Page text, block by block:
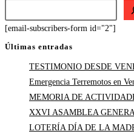
[email-subscribers-form id="2"]
Últimas entradas
TESTIMONIO DESDE
Emergencia Terremotos en
MEMORIA DE
XXVI ASAMBLEA
LOTERÍA DÍA DE LA